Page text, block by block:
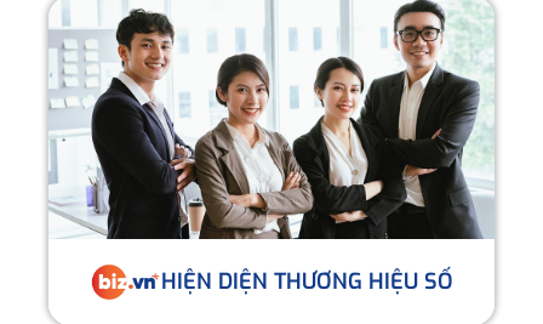
HIỆN DIỆN THƯƠNG HIỆU SỐ